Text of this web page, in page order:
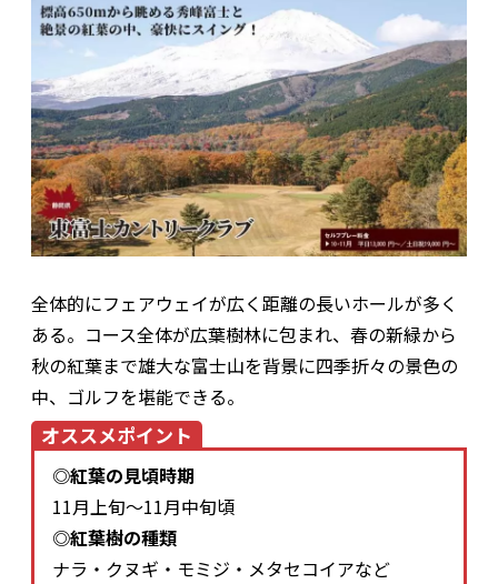
全体的にフェアウェイが広く距離の長いホールが多く
ある。コース全体が広葉樹林に包まれ、春の新緑から
秋の紅葉まで雄大な富士山を背景に四季折々の景色の
中、ゴルフを堪能できる。
オススメポイント
◎紅葉の見頃時期
11月上旬～11月中旬頃
◎紅葉樹の種類
ナラ・クヌギ・モミジ・メタセコイアなど